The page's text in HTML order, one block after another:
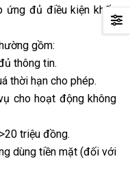
ứng đủ điều kiện khấu
gồm:
thông tin.
thời hạn cho phép.
cho hoạt động không
triệu đồng.
dùng tiền mặt (đối với